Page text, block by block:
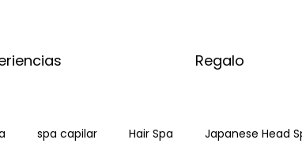
Regalo
spa capilar Hair Spa Japanese Head